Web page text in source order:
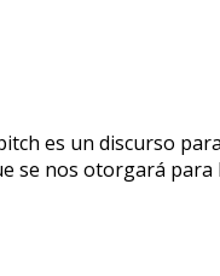
es un discurso
se nos otorgará